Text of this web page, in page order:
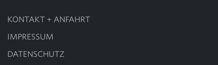
KONTAKT + ANFAHRT
IMPRESSUM
DATENSCHUTZ